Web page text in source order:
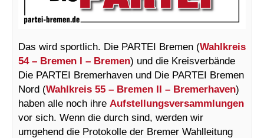
Das wird sportlich. Die PARTEI Bremen (Wahlkreis
54 – Bremen I – Bremen) und die Kreisverbände
Die PARTEI Bremerhaven und Die PARTEI Bremen
Nord (Wahlkreis 55 – Bremen II – Bremerhaven)
haben alle noch ihre Aufstellungsversammlungen
vor sich. Wenn die durch sind, werden wir
umgehend die Protokolle der Bremer Wahlleitung